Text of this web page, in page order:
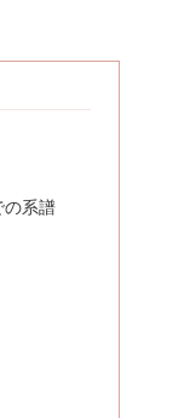
の系譜